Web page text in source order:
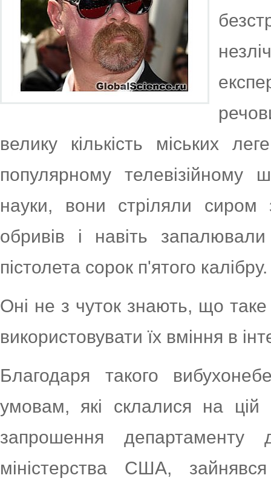
велику кількість міських
популярному
науки, вони стріляли сиром
обривів і навіть
пістолета сорок п'ятого калібру.
Оні не з чуток знають, що
використовувати їх вміння в
Благодаря такого
умовам, які склалися на
запрошення департаменту
міністерства США,